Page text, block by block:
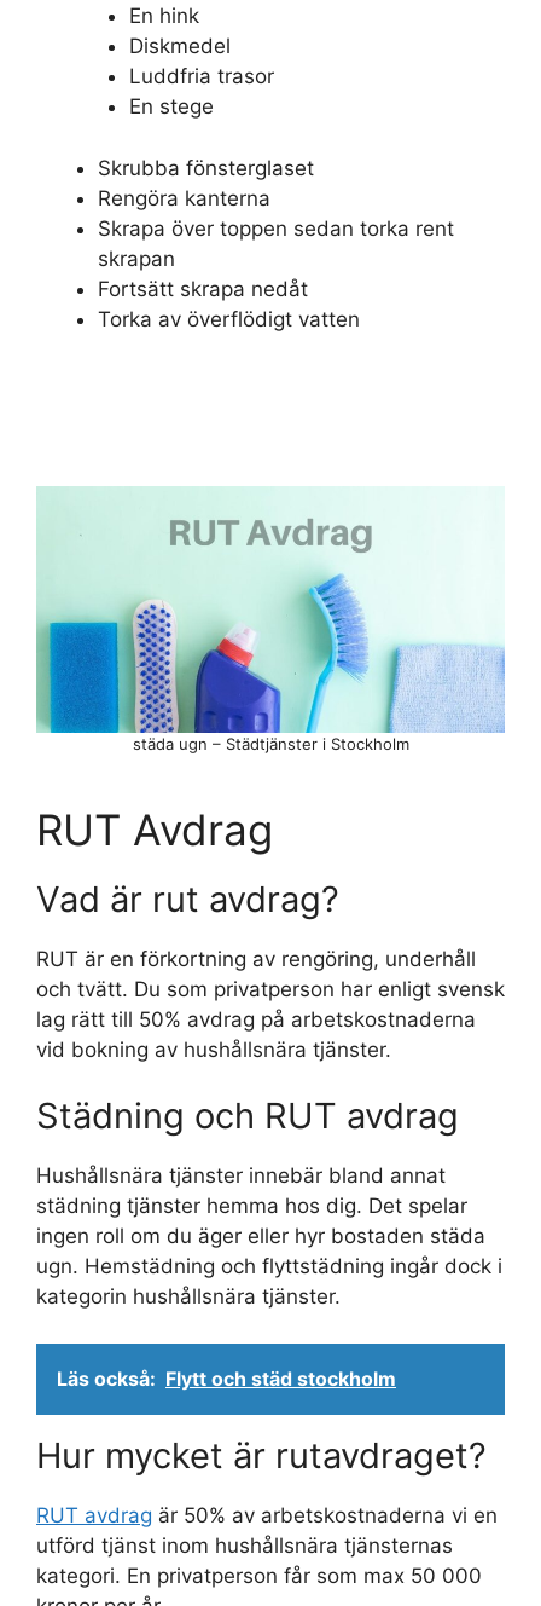
En hink
Diskmedel
Luddfria trasor
En stege
Skrubba fönsterglaset
Rengöra kanterna
Skrapa över toppen sedan torka rent
skrapan
Fortsätt skrapa nedåt
Torka av överflödigt vatten
RUT Avdrag
Vad är rut avdrag?
RUT är en förkortning av rengöring, underhåll
och tvätt. Du som privatperson har enligt svensk
lag rätt till 50% avdrag på arbetskostnaderna
vid bokning av hushållsnära tjänster.
Städning och RUT avdrag
Hushållsnära tjänster innebär bland annat
städning tjänster hemma hos dig. Det spelar
ingen roll om du äger eller hyr bostaden städa
ugn. Hemstädning och flyttstädning ingår dock i
kategorin hushållsnära tjänster.
Läs också: Flytt och städ stockholm
Hur mycket är rutavdraget?
RUT avdrag är 50% av arbetskostnaderna vi en
utförd tjänst inom hushållsnära tjänsternas
kategori. En privatperson får som max 50 000
städa ugn – Städtjänster i Stockholm